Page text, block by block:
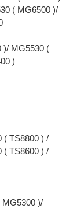
( MG6500 )/
)/ MG5530 (
)
( TS8800 ) /
( TS8600 ) /
MG5300 )/